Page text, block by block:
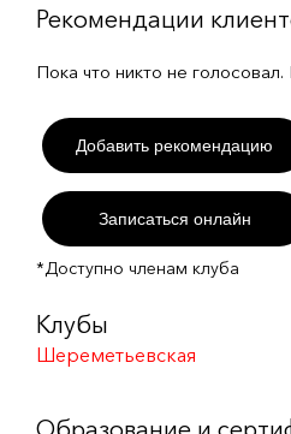
Рекомендации
Пока что никто не
Добавить рекомендацию
Записаться онлайн
*Доступно членам клуба
Клубы
Шереметьевская